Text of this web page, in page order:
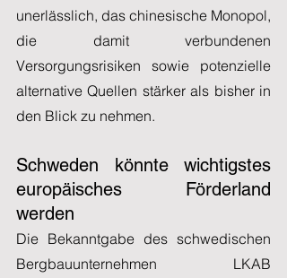
unerlässlich, das chinesische Monopol,
die damit verbundenen
Versorgungsrisiken sowie potenzielle
alternative Quellen stärker als bisher in
den Blick zu nehmen.
Schweden könnte wichtigstes
europäisches Förderland
werden
Die Bekanntgabe des schwedischen
Bergbauunternehmen LKAB